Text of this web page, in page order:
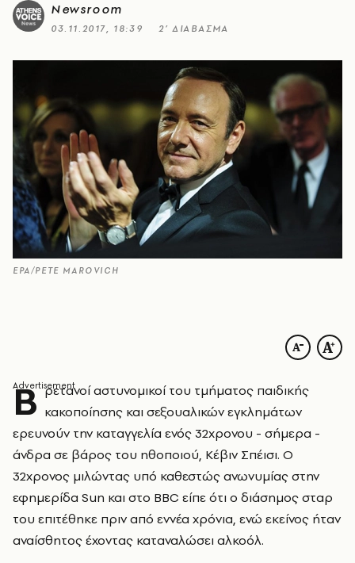
Newsroom
03.11.2017, 18:39 2’ ΔΙΑΒΑΣΜΑ
EPA/PETE MAROVICH
Β ρετανοί αστυνομικοί του τμήματος παιδικής
κακοποίησης και σεξουαλικών εγκλημάτων
ερευνούν την καταγγελία ενός 32χρονου - σήμερα -
άνδρα σε βάρος του ηθοποιού, Κέβιν Σπέισι. Ο
32χρονος μιλώντας υπό καθεστώς ανωνυμίας στην
εφημερίδα Sun και στο BBC είπε ότι ο διάσημος σταρ
του επιτέθηκε πριν από εννέα χρόνια, ενώ εκείνος ήταν
αναίσθητος έχοντας καταναλώσει αλκοόλ.